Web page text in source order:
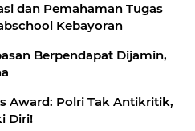
dan Pemahaman Tugas
Kebayoran
Berpendapat Dijamin,
Award: Polri Tak Antikritik,
Diri!